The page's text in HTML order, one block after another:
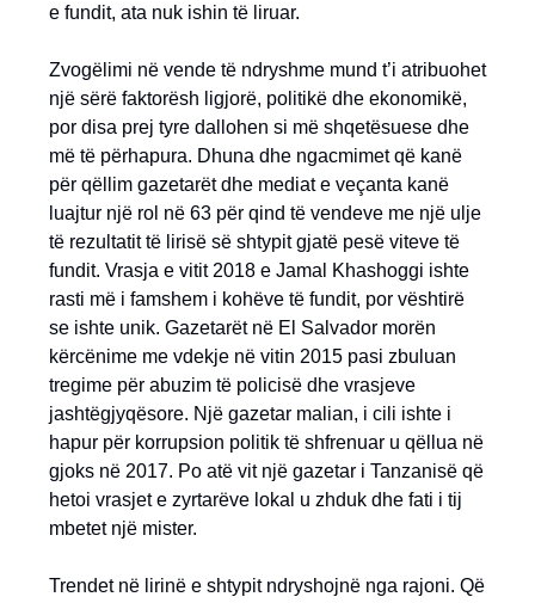
e fundit, ata nuk ishin të liruar.
Zvogëlimi në vende të ndryshme mund t’i atribuohet
një sërë faktorësh ligjorë, politikë dhe ekonomikë,
por disa prej tyre dallohen si më shqetësuese dhe
më të përhapura. Dhuna dhe ngacmimet që kanë
për qëllim gazetarët dhe mediat e veçanta kanë
luajtur një rol në 63 për qind të vendeve me një ulje
të rezultatit të lirisë së shtypit gjatë pesë viteve të
fundit. Vrasja e vitit 2018 e Jamal Khashoggi ishte
rasti më i famshem i kohëve të fundit, por vështirë
se ishte unik. Gazetarët në El Salvador morën
kërcënime me vdekje në vitin 2015 pasi zbuluan
tregime për abuzim të policisë dhe vrasjeve
jashtëgjyqësore. Një gazetar malian, i cili ishte i
hapur për korrupsion politik të shfrenuar u qëllua në
gjoks në 2017. Po atë vit një gazetar i Tanzanisë që
hetoi vrasjet e zyrtarëve lokal u zhduk dhe fati i tij
mbetet një mister.
Trendet në lirinë e shtypit ndryshojnë nga rajoni. Që